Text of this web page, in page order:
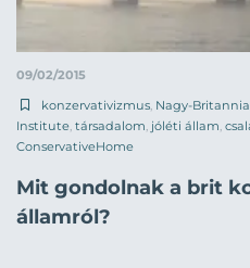
09/02/2015
konzervativizmus Nagy-Britannia
Institute társadalom jóléti állam
ConservativeHome
Mit gondolnak a brit
államról?